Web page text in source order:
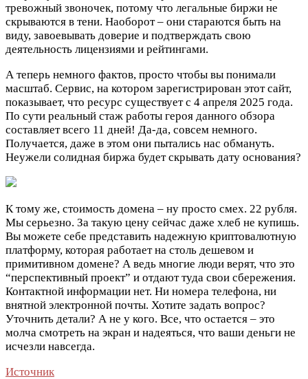
тревожный звоночек, потому что легальные биржи не
скрываются в тени. Наоборот – они стараются быть на
виду, завоевывать доверие и подтверждать свою
деятельность лицензиями и рейтингами.
А теперь немного фактов, просто чтобы вы понимали
масштаб. Сервис, на котором зарегистрирован этот сайт,
показывает, что ресурс существует с 4 апреля 2025 года.
По сути реальный стаж работы героя данного обзора
составляет всего 11 дней! Да-да, совсем немного.
Получается, даже в этом они пытались нас обмануть.
Неужели солидная биржа будет скрывать дату основания?
К тому же, стоимость домена – ну просто смех. 22 рубля.
Мы серьезно. За такую цену сейчас даже хлеб не купишь.
Вы можете себе представить надежную криптовалютную
платформу, которая работает на столь дешевом и
примитивном домене? А ведь многие люди верят, что это
“перспективный проект” и отдают туда свои сбережения.
Контактной информации нет. Ни номера телефона, ни
внятной электронной почты. Хотите задать вопрос?
Уточнить детали? А не у кого. Все, что остается – это
молча смотреть на экран и надеяться, что ваши деньги не
исчезли навсегда.
Источник